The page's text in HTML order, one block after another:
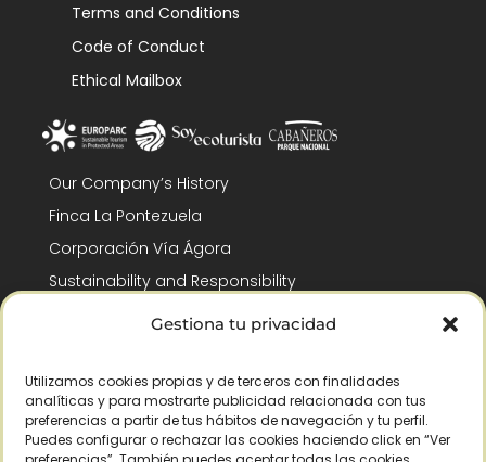
Gestiona tu privacidad
Utilizamos cookies propias y de terceros con finalidades
analíticas y para mostrarte publicidad relacionada con tus
preferencias a partir de tus hábitos de navegación y tu perfil.
Puedes configurar o rechazar las cookies haciendo click en “Ver
Terms and Conditions
Code of Conduct
Ethical Mailbox
Our Company’s History
Finca La Pontezuela
Corporación Vía Ágora
Sustainability and Responsibility
CSR and Fundación Gómez-Pintado
Recognitions